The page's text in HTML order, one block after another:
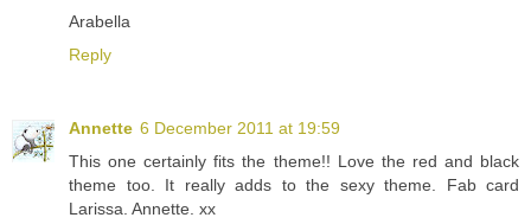
Arabella
Reply
Annette 6 December 2011 at 19:59
This one certainly fits the theme!! Love the red and black
theme too. It really adds to the sexy theme. Fab card
Larissa. Annette. xx